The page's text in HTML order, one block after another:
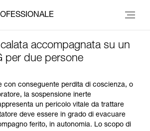
accompagnata su un
per due persone
con conseguente perdita di coscienza, o
la sospensione inerte
un pericolo vitale da trattare
deve essere in grado di evacuare
ferito, in autonomia. Lo scopo di